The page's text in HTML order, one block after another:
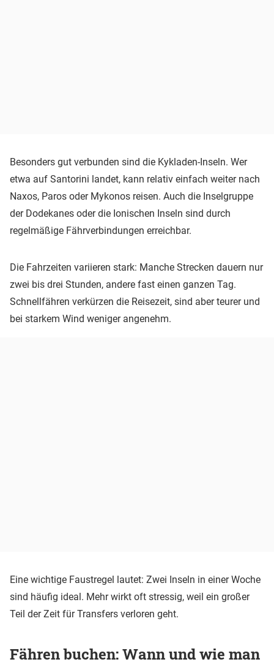
Besonders gut verbunden sind die Kykladen-Inseln. Wer
etwa auf Santorini landet, kann relativ einfach weiter nach
Naxos, Paros oder Mykonos reisen. Auch die Inselgruppe
der Dodekanes oder die Ionischen Inseln sind durch
regelmäßige Fährverbindungen erreichbar.
Die Fahrzeiten variieren stark: Manche Strecken dauern nur
zwei bis drei Stunden, andere fast einen ganzen Tag.
Schnellfähren verkürzen die Reisezeit, sind aber teurer und
bei starkem Wind weniger angenehm.
Eine wichtige Faustregel lautet: Zwei Inseln in einer Woche
sind häufig ideal. Mehr wirkt oft stressig, weil ein großer
Teil der Zeit für Transfers verloren geht.
Fähren buchen: Wann und wie man